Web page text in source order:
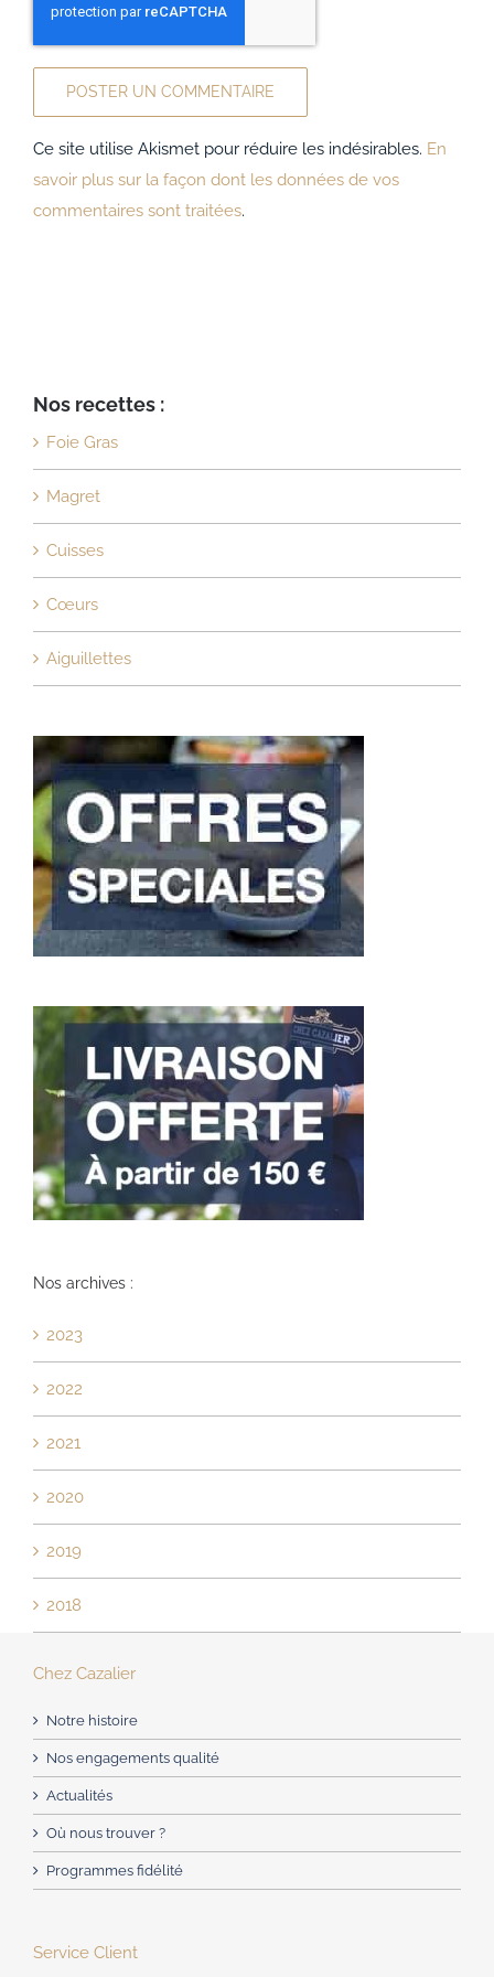
Ce site utilise Akismet pour réduire les indésirables. En
savoir plus sur la façon dont les données de vos
commentaires sont traitées.
Nos recettes :
Foie Gras
Magret
Cuisses
Cœurs
Aiguillettes
Nos archives :
2023
2022
2021
2020
2019
2018
Chez Cazalier
Notre histoire
Nos engagements qualité
Actualités
Où nous trouver ?
Programmes fidélité
Service Client